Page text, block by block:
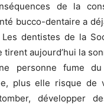
de la
bucco-dentaire a
dentistes de la
aujourd’hui la
personne fume du
plus elle risque de
développer